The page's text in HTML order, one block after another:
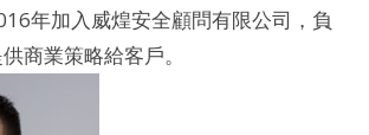
年加入威煌安全顧問有限公司，負
商業策略給客戶。